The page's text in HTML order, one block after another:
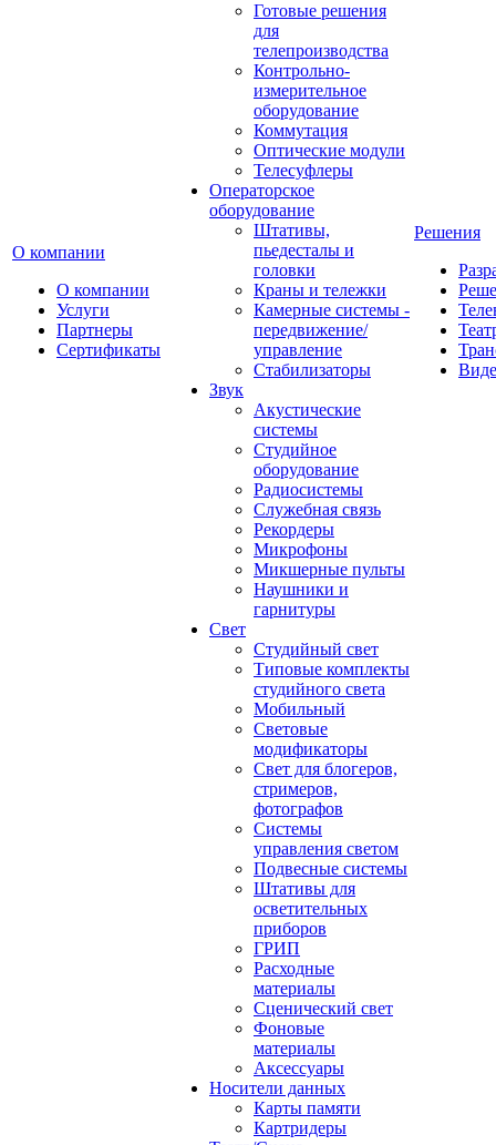
О компании
О компании
Услуги
Партнеры
Сертификаты
Готовые решения
для
телепроизводства
Контрольно-
измерительное
оборудование
Коммутация
Оптические модули
Телесуфлеры
Операторское
оборудование
Штативы,
пьедесталы и
головки
Краны и тележки
Камерные системы -
передвижение/
управление
Стабилизаторы
Звук
Акустические
системы
Студийное
оборудование
Радиосистемы
Служебная связь
Рекордеры
Микрофоны
Микшерные пульты
Наушники и
гарнитуры
Свет
Студийный свет
Типовые комплекты
студийного света
Мобильный
Световые
модификаторы
Свет для блогеров,
стримеров,
фотографов
Системы
управления светом
Подвесные системы
Штативы для
осветительных
приборов
ГРИП
Расходные
материалы
Сценический свет
Фоновые
материалы
Аксессуары
Носители данных
Карты памяти
Картридеры
Решения